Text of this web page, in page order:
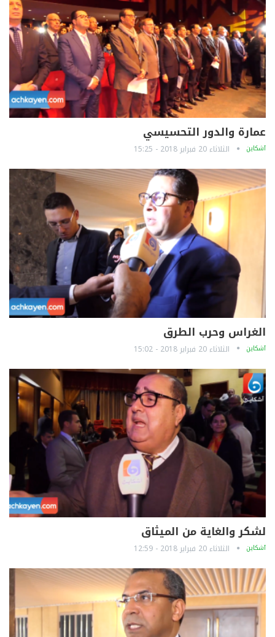
عمارة والدور التحسيسي
آشكاين الثلاثاء 20 فبراير 2018 - 15:25
الغراس وحرب الطرق
آشكاين الثلاثاء 20 فبراير 2018 - 15:02
لشكر والغاية من الميثاق
آشكاين الثلاثاء 20 فبراير 2018 - 12:59